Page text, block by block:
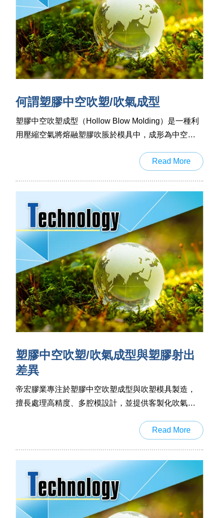
何謂塑膠中空吹塑/吹氣成型
塑膠中空吹塑成型（Hollow Blow Molding）是一種利
用壓縮空氣將熔融塑膠吹脹於模具中，成形為中空製
泛應用於各類瓶罐、容器、管件、玩具、油箱等產
Read More
塑膠中空吹塑/吹氣成型與塑膠射出
差異
帝宏膠業專注於塑膠中空吹塑成型與吹塑模具製造，
擅長處理高精度、多腔模設計，並提供客製化吹氣成
戶打造兼顧效率與環保的生產流程，特別適用於包
Read More